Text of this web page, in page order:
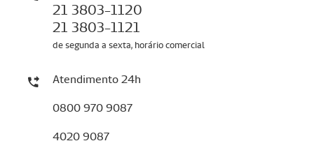
21 3803-1120
21 3803-1121
de segunda a sexta, horário comercial
Atendimento 24h
0800 970 9087
4020 9087